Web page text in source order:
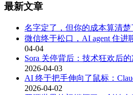
最新文章
名字定了，但你的成本算清楚
微信终于松口，AI agent 住进
04-04
Sora 关停背后：技术狂欢后
2026-04-03
AI 终于把手伸向了鼠标：
2026-04-02